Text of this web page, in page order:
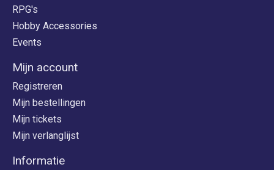
RPG's
Hobby Accessories
Events
Mijn account
Registreren
Mijn bestellingen
Mijn tickets
Mijn verlanglijst
Informatie